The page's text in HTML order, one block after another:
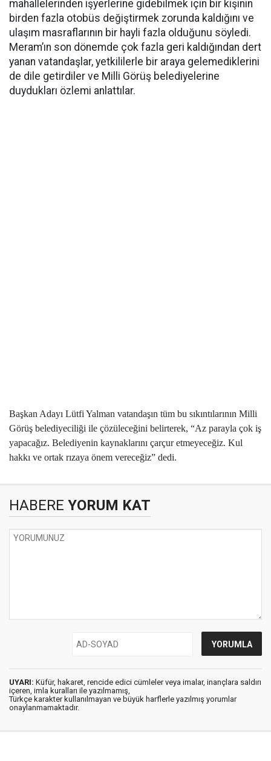
mahallelerinden işyerlerine gidebilmek için bir kişinin
birden fazla otobüs değiştirmek zorunda kaldığını ve
ulaşım masraflarının bir hayli fazla olduğunu söyledi.
Meram’ın son dönemde çok fazla geri kaldığından dert
yanan vatandaşlar, yetkililerle bir araya gelemediklerini
de dile getirdiler ve Milli Görüş belediyelerine
duydukları özlemi anlattılar.
Başkan Adayı Lütfi Yalman vatandaşın tüm bu sıkıntılarının Milli
Görüş belediyeciliği ile çözüleceğini belirterek, “Az parayla çok iş
yapacağız. Belediyenin kaynaklarını çarçur etmeyeceğiz. Kul
hakkı ve ortak rızaya önem vereceğiz” dedi.
HABERE YORUM KAT
UYARI: Küfür, hakaret, rencide edici cümleler veya imalar, inançlara saldırı
içeren, imla kuralları ile yazılmamış,
Türkçe karakter kullanılmayan ve büyük harflerle yazılmış yorumlar
onaylanmamaktadır.